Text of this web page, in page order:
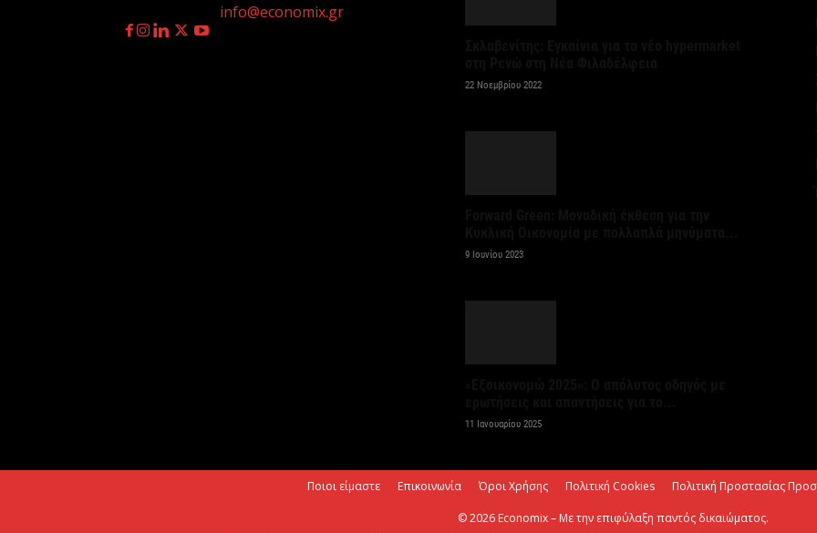
info@economix.gr
22 Νοεμβρίου 2022
9 Ιουνίου 2023
11 Ιανουαρίου 2025
Ποιοι είμαστε Επικοινωνία Όροι Χρήσης Πολιτική Cookies Πολιτική Προστασίας
© 2026 Economix – Με την επιφύλαξη παντός δικαιώματος.